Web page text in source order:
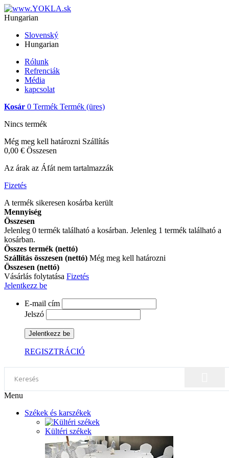
Hungarian
Slovenský
Hungarian
Rólunk
Refrenciák
Média
kapcsolat
Kosár 0 Termék Termék (üres)
Nincs termék
Még meg kell határozni Szállítás
0,00 € Összesen
Az árak az Áfát nem tartalmazzák
Fizetés
A termék sikeresen kosárba került
Mennyiség
Összesen
Jelenleg 0 termék található a kosárban. Jelenleg 1 termék található a
kosárban.
Összes termék (nettó)
Szállítás összesen (nettó) Még meg kell határozni
Összesen (nettó)
Vásárlás folytatása Fizetés
Jelentkezz be
E-mail cím
Jelszó
Jelentkezz be
REGISZTRÁCIÓ
Menu
Székek és karszékek
Kültéri székek